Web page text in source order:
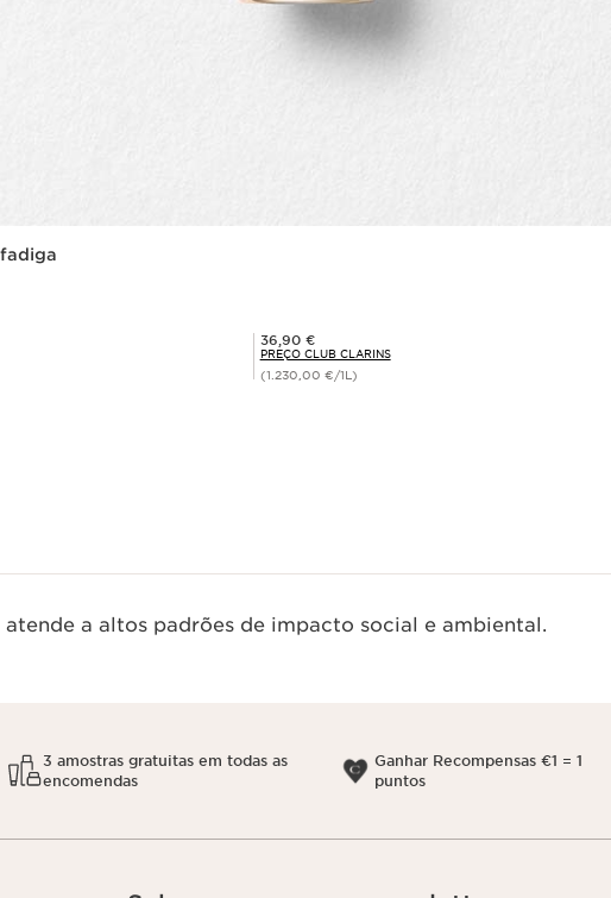
Preço Club Clarins 36,90 €
36,90 €
PREÇO CLUB CLARINS
(1.230,00 €/1L)
atende a altos padrões de impacto social e ambiental.
3 amostras gratuitas em todas as
encomendas
Ganhar Recompensas €1 = 1
puntos